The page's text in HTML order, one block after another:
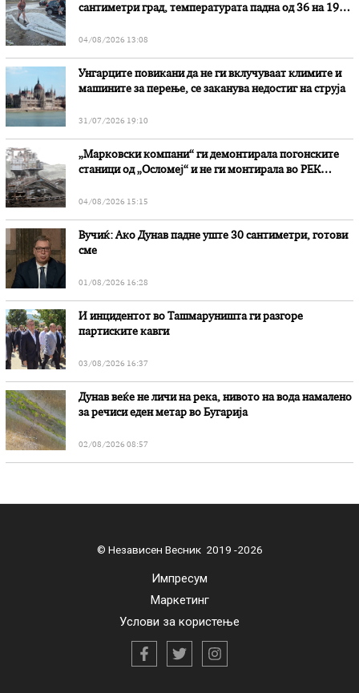
сантиметри град, температурата падна од 36 на 19
04/08/2026 13:08
Унгарците повикани да не ги вклучуваат климите и
машините за перење, се заканува недостиг на струја
31/07/2026 19:10
„Марковски компани“ ги демонтирала погонските
станици од „Осломеј“ и не ги монтирала во РЕК
04/08/2026 15:15
Вучиќ: Ако Дунав падне уште 30 сантиметри, готови
сме
01/08/2026 16:28
И инцидентот во Ташмаруништa ги разгоре
партиските кавги
03/08/2026 16:37
Дунав веќе не личи на река, нивото на вода намалено
за речиси еден метар во Бугарија
02/08/2026 08:57
© Независен Весник 2019 -2026
Импресум
Маркетинг
Услови за користење